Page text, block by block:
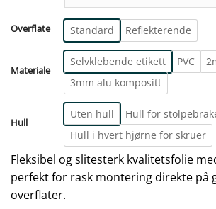
Overflate Standard Reflekterende
Materiale
Selvklebende etikett PVC
3mm alu kompositt
Hull
Uten hull
Hull for
Hull i hvert hjørne for skruer
Fleksibel og slitesterk kvalitetsfolie
perfekt for rask montering direkte på
overflater.